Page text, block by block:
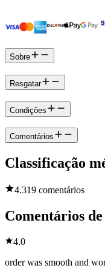
Sobre
Resgatar
Condições
Comentários
Classificação
4.319 comentários
Comentários
4.0
order was smooth and